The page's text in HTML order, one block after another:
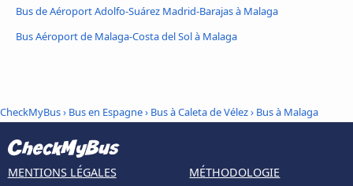
Bus de Aéroport Adolfo-Suárez Madrid-Barajas à Malaga
Bus Aéroport de Malaga-Costa del Sol à Malaga
CheckMyBus› Bus en Espagne› Bus à Caleta de Vélez› Bus à Malaga
MENTIONS LÉGALES MÉTHODOLOGIE